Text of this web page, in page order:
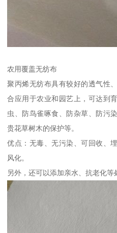
农用覆盖无纺布
聚丙烯无纺布具有较好的透气性
合应用于农业和园艺上，可达到
虫、防鸟雀啄食、防杂草、防污
贵花草树木的保护等。
优点：无毒、无污染、可回收、
风化。
另外，还可以添加亲水、抗老化等